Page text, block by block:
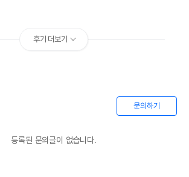
후기 더보기
문의하기
등록된 문의글이 없습니다.